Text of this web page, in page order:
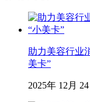
助力美容行业
美卡”
2025年 12月 24